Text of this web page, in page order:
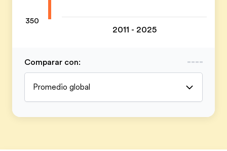
350
2011 - 2025
Comparar con:
Promedio global